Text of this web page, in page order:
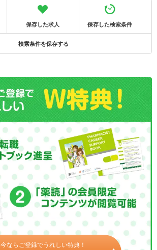
保存した求人 保存した検索条件
検索条件を保存する
今ならご登録でうれしい特典！